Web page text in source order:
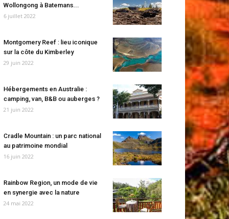
Wollongong à Batemans...
6 juillet 2022
Montgomery Reef : lieu iconique
sur la côte du Kimberley
29 juin 2022
Hébergements en Australie :
camping, van, B&B ou auberges ?
21 juin 2022
Cradle Mountain : un parc national
au patrimoine mondial
16 juin 2022
Rainbow Region, un mode de vie
en synergie avec la nature
24 mai 2022